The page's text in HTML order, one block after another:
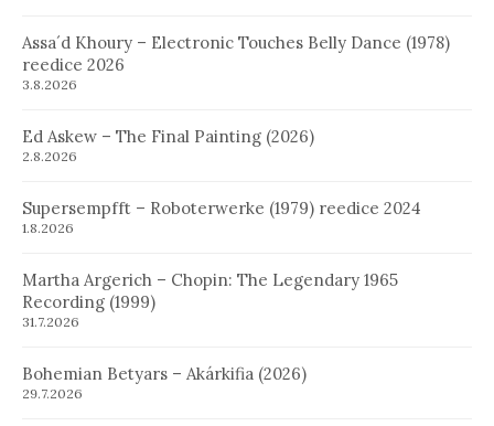
Assa´d Khoury – Electronic Touches Belly Dance (1978)
reedice 2026
3.8.2026
Ed Askew – The Final Painting (2026)
2.8.2026
Supersempfft – Roboterwerke (1979) reedice 2024
1.8.2026
Martha Argerich – Chopin: The Legendary 1965
Recording (1999)
31.7.2026
Bohemian Betyars – Akárkifia (2026)
29.7.2026